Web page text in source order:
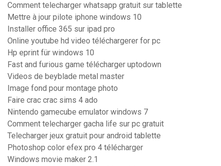
Comment telecharger whatsapp gratuit sur tablette
Mettre à jour pilote iphone windows 10
Installer office 365 sur ipad pro
Online youtube hd video téléchargerer for pc
Hp eprint für windows 10
Fast and furious game télécharger uptodown
Videos de beyblade metal master
Image fond pour montage photo
Faire crac crac sims 4 ado
Nintendo gamecube emulator windows 7
Comment telecharger gacha life sur pc gratuit
Telecharger jeux gratuit pour android tablette
Photoshop color efex pro 4 télécharger
Windows movie maker 2.1